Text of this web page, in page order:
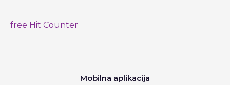
free Hit Counter
Mobilna aplikacija